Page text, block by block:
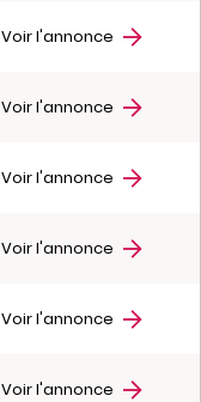
Voir l'annonce
Voir l'annonce
Voir l'annonce
Voir l'annonce
Voir l'annonce
Voir l'annonce